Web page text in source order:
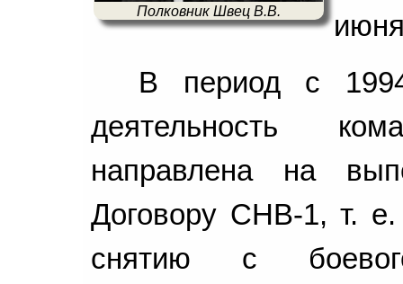
Полковник Швец В.В.
В период с
деятельность
направлена на
Договору СНВ-1, т.
снятию с